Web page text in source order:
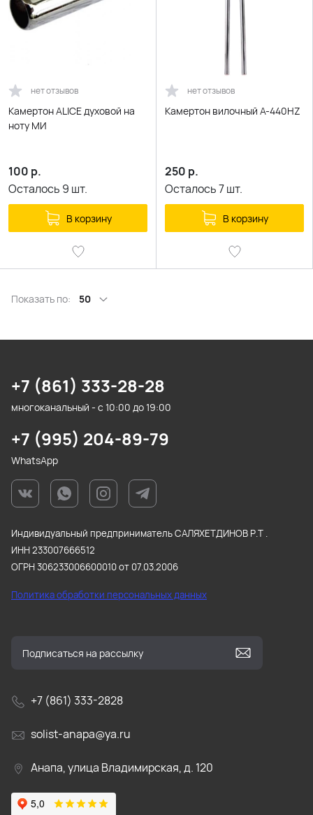
нет отзывов
Камертон ALICE духовой на
ноту МИ
100 р.
Осталось 9 шт.
В корзину
нет отзывов
Камертон вилочный A-440HZ
250 р.
Осталось7шт.
В корзину
Показать по: 50
+7 (861) 333-28-28
многоканальный - с 10:00 до 19:00
+7 (995) 204-89-79
WhatsApp
Индивидуальный предприниматель САЛЯХЕТДИНОВ Р.Т .
ИНН 233007666512
ОГРН 306233006600010 от 07.03.2006
Политика обработки персональных данных
+7 (861) 333-2828
solist-anapa@ya.ru
Анапа, улица Владимирская, д. 120